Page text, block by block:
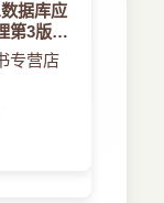
易实现，
之前执行
实时系统
用向前恢
失效前的
据库应
第3版-
专营店